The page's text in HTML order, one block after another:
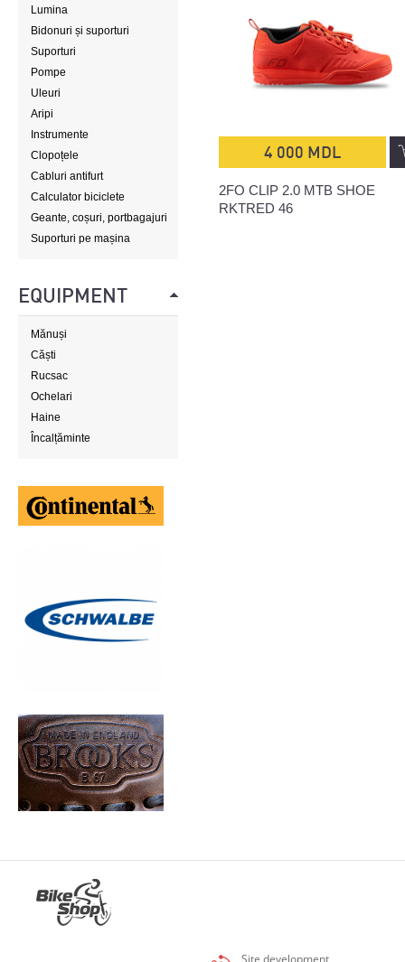
Lumina
Bidonuri și suporturi
Suporturi
Pompe
Uleuri
Aripi
Instrumente
Clopoțele
Cabluri antifurt
Calculator biciclete
Geante, coșuri, portbagajuri
Suporturi pe mașina
EQUIPMENT
Mănuși
Căști
Rucsac
Ochelari
Haine
Încalțăminte
4 000 MDL
2FO CLIP 2.0 MTB SHOE
RKTRED 46
Site development